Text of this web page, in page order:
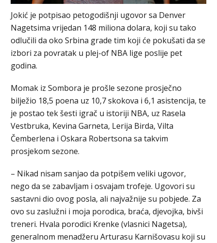
Jokić je potpisao petogodišnji ugovor sa Denver
Nagetsima vrijedan 148 miliona dolara, koji su tako
odlučili da oko Srbina grade tim koji će pokušati da se
izbori za povratak u plej-of NBA lige poslije pet
godina.
Momak iz Sombora je prošle sezone prosječno
bilježio 18,5 poena uz 10,7 skokova i 6,1 asistencija, te
je postao tek šesti igrač u istoriji NBA, uz Rasela
Vestbruka, Kevina Garneta, Lerija Birda, Vilta
Čemberlena i Oskara Robertsona sa takvim
prosjekom sezone.
– Nikad nisam sanjao da potpišem veliki ugovor,
nego da se zabavljam i osvajam trofeje. Ugovori su
sastavni dio ovog posla, ali najvažnije su pobjede. Za
ovo su zaslužni i moja porodica, braća, djevojka, bivši
treneri. Hvala porodici Krenke (vlasnici Nagetsa),
generalnom menadžeru Arturasu Karnišovasu koji su